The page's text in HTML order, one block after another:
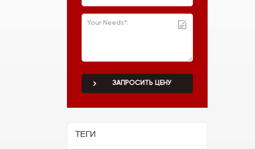
ЗАПРОСИТЬ ЦЕНУ
ТЕГИ